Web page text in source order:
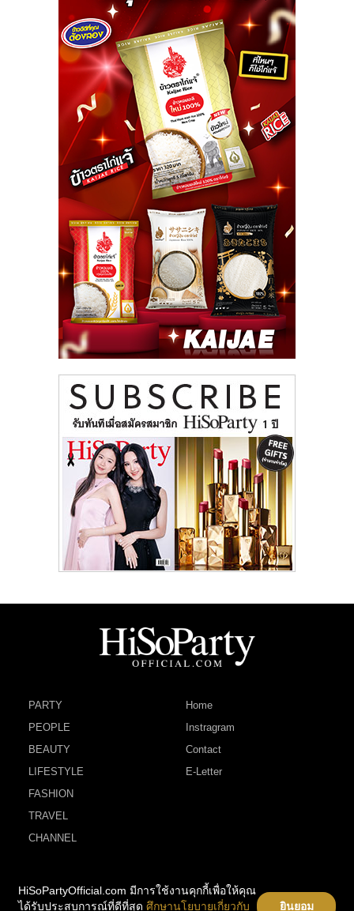
PARTY
PEOPLE
BEAUTY
LIFESTYLE
FASHION
TRAVEL
CHANNEL
Home
Instragram
Contact
E-Letter
HiSoPartyOfficial.com มีการใช้งานคุกกี้เพื่อให้คุณ
ได้รับประสบการณ์ที่ดีที่สุด ศึกษานโยบายเกี่ยวกับ ยินยอม